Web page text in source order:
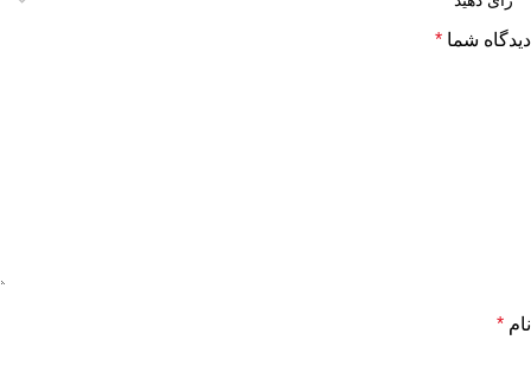
دیدگاه شما *
نام *